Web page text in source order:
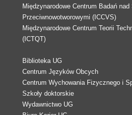
Międzynarodowe Centrum Badań
Przeciwnowotworowymi (ICCVS)
Międzynarodowe Centrum Teorii
(ICTQT)
Biblioteka UG
Centrum Języków Obcych
Centrum Wychowania Fizycznego i
Szkoły doktorskie
Wydawnictwo UG